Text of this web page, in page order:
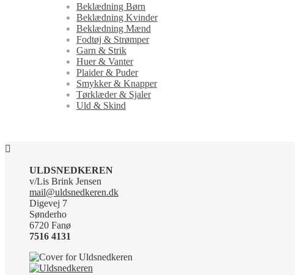
Beklædning Børn
Beklædning Kvinder
Beklædning Mænd
Fodtøj & Strømper
Garn & Strik
Huer & Vanter
Plaider & Puder
Smykker & Knapper
Tørklæder & Sjaler
Uld & Skind
ULDSNEDKEREN
v/Lis Brink Jensen
mail@uldsnedkeren.dk
Digevej 7
Sønderho
6720 Fanø
7516 4131